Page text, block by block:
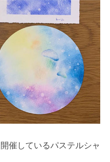
催しているパステルシャ